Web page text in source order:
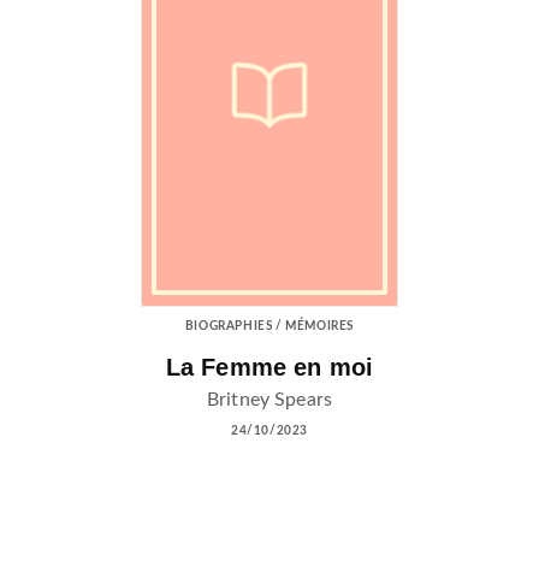
BIOGRAPHIES / MÉMOIRES
La Femme en moi
Britney Spears
24/10/2023